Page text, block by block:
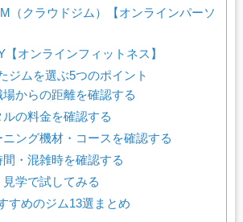
（クラウドジム）【オンラインパーソ
【オンラインフィットネス】
ジムを選ぶ5つのポイント
場からの距離を確認する
ルの料金を確認する
ニング機材・コースを確認する
間・混雑時を確認する
見学で試してみる
すめのジム13選まとめ